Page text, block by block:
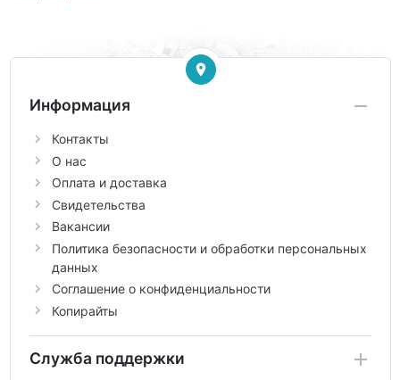
Информация
Контакты
О нас
Оплата и доставка
Свидетельства
Вакансии
Политика безопасности и обработки персональных
данных
Соглашение о конфиденциальности
Копирайты
Служба поддержки